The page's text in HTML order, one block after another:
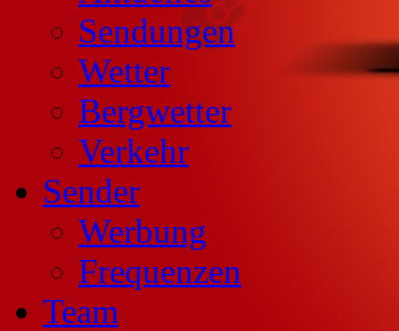
Sendungen
Wetter
Bergwetter
Verkehr
Sender
Werbung
Frequenzen
Team